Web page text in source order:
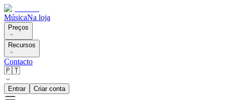
MúsicaNa loja
Preços
Recursos
Contacto
🇵🇹
Entrar Criar conta